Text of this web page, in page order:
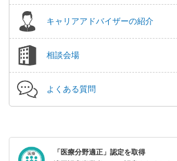
キャリアアドバイザーの紹介
相談会場
よくある質問
「医療分野適正」認定を取得